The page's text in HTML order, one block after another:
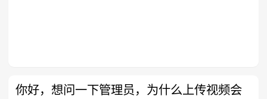
你好，想问一下管理员，为什么上传视频会